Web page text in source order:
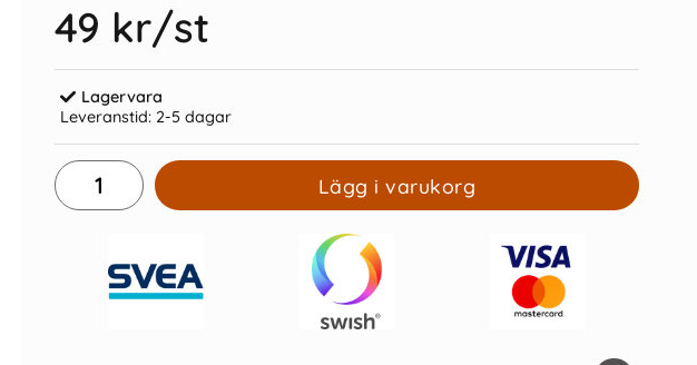
kula -
Pentel BL 77 Energel 0,7mm kula -
Lila
49 kr/st
Köp
22 kr/st
Köp
49 kr/st
Lagervara
Leveranstid: 2-5 dagar
Lägg i varukorg